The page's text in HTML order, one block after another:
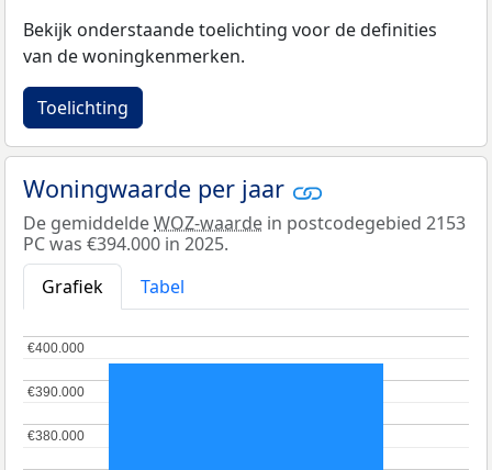
Bekijk onderstaande toelichting voor de definities
van de woningkenmerken.
Toelichting
Woningwaarde per jaar
De gemiddeldeWOZ-waarde in postcodegebied 2153
PC was €394.000 in 2025.
Grafiek
Tabel
€380.000
€380.000
€390.000
€390.000
€400.000
€400.000